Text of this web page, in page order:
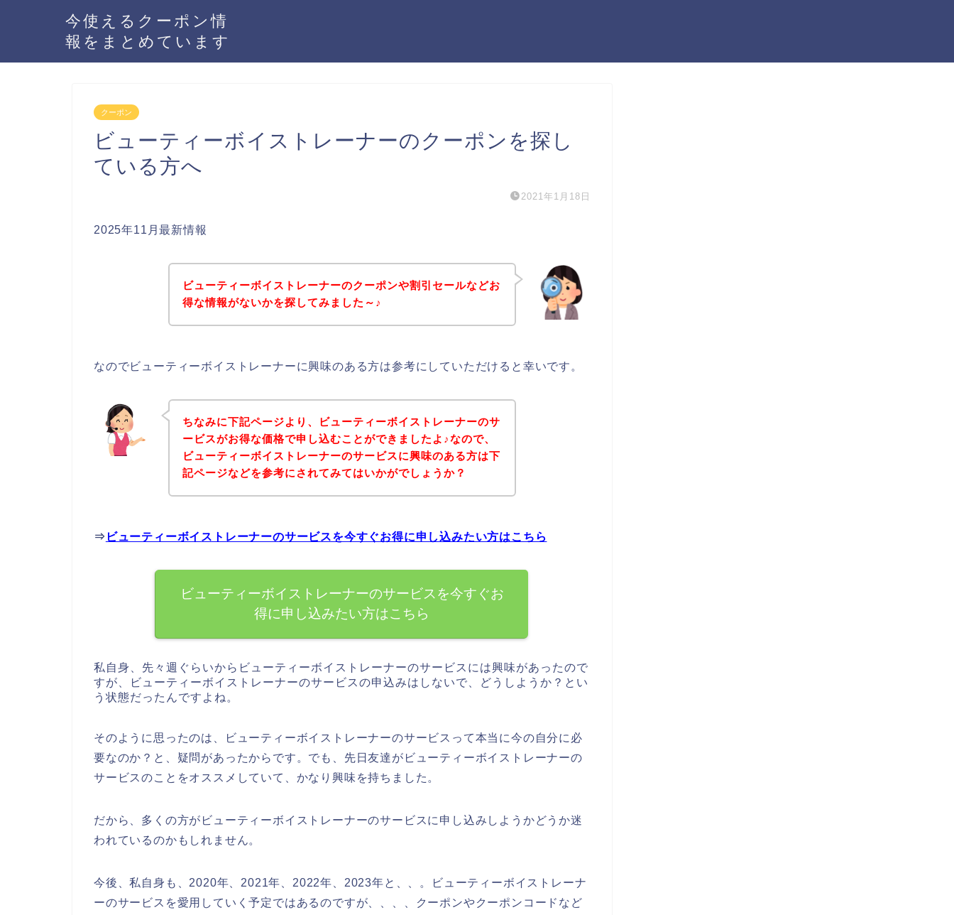
今使えるクーポン情
報をまとめています
クーポン
ビューティーボイストレーナーのクーポンを探し
ている方へ
2021年1月18日
2025年11月最新情報
ビューティーボイストレーナーのクーポンや割引セールなどお
得な情報がないかを探してみました～♪
なのでビューティーボイストレーナーに興味のある方は参考にしていただけると幸いです。
ちなみに下記ページより、ビューティーボイストレーナーのサ
ービスがお得な価格で申し込むことができましたよ♪なので、
ビューティーボイストレーナーのサービスに興味のある方は下
記ページなどを参考にされてみてはいかがでしょうか？
⇒ ビューティーボイストレーナーのサービスを今すぐお得に申し込みたい方はこちら
ビューティーボイストレーナーのサービスを今すぐお
得に申し込みたい方はこちら
私自身、先々週ぐらいからビューティーボイストレーナーのサービスには興味があったので
すが、ビューティーボイストレーナーのサービスの申込みはしないで、どうしようか？とい
う状態だったんですよね。
そのように思ったのは、ビューティーボイストレーナーのサービスって本当に今の自分に必
要なのか？と、疑問があったからです。でも、先日友達がビューティーボイストレーナーの
サービスのことをオススメしていて、かなり興味を持ちました。
だから、多くの方がビューティーボイストレーナーのサービスに申し込みしようかどうか迷
われているのかもしれません。
今後、私自身も、2020年、2021年、2022年、2023年と、、。ビューティーボイストレーナ
ーのサービスを愛用していく予定ではあるのですが、、、、クーポンやクーポンコードなど